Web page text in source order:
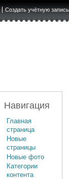
Создать учётную запись
Навигация
Главная
страница
Новые
страницы
Новые фото
Категории
контента